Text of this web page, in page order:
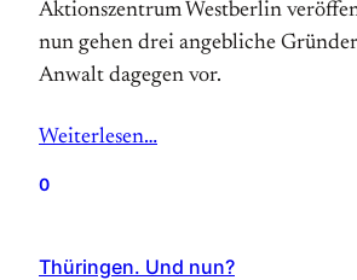
Aktionszentrum Westberlin
nun gehen drei angebliche
Anwalt dagegen vor.
Weiterlesen…
0
Thüringen. Und nun?